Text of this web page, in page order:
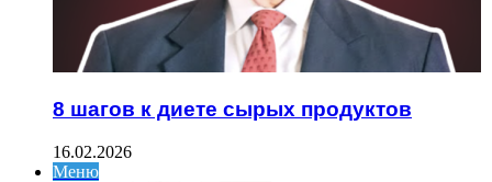
8 шагов к диете сырых продуктов
16.02.2026
Меню